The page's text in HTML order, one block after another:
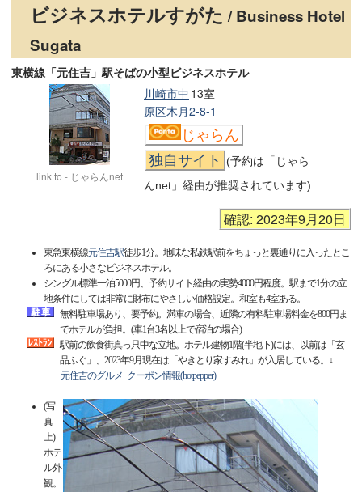
ビジネスホテルすがた / Business Hotel
Sugata
東横線「元住吉」駅そばの小型ビジネスホテル
link to - じゃらんnet
13室
川崎市中
原区木月2-8-1
じゃらん
独自サイト
(予約は「じゃら
んnet」経由が推奨されています)
確認: 2023年9月20日
東急東横線元住吉駅徒歩1分。地味な私鉄駅前をちょっと裏通りに入ったとこ
ろにある小さなビジネスホテル。
シングル標準一泊5000円、予約サイト経由の実勢4000円程度。駅まで1分の立
地条件にしては非常に財布にやさしい価格設定。和室も4室ある。
無料駐車場あり、要予約。満車の場合、近隣の有料駐車場料金を800円ま
でホテルが負担。(車1台3名以上で宿泊の場合)
駅前の飲食街真っ只中な立地。ホテル建物1階(半地下)には、以前は「玄
品ふぐ」、2023年9月現在は「やきとり家すみれ」が入居している。↓
元住吉のグルメ･クーポン情報(hotpepper)
(写
真
上)
ホテ
ル外
観。